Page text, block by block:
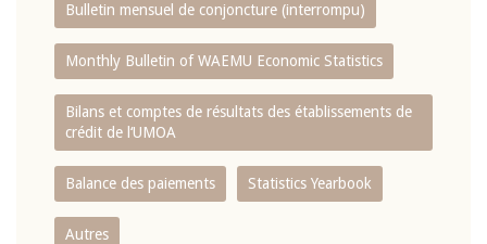
Bulletin mensuel de conjoncture (interrompu)
Monthly Bulletin of WAEMU Economic Statistics
Bilans et comptes de résultats des établissements de
crédit de l‘UMOA
Balance des paiements Statistics Yearbook
Autres